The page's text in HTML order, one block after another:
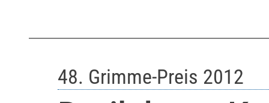
48. Grimme-Preis 2012